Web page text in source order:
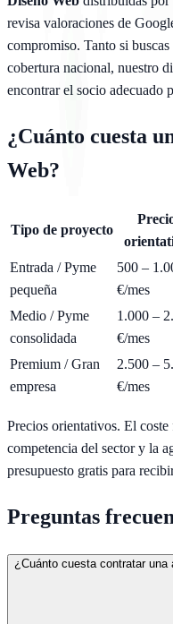
revisa valoraciones de
compromiso. Tanto si
cobertura nacional, nuestro
encontrar el socio adecuado
¿Cuánto cuesta
Web?
Tipo de proyecto
Entrada / Pyme
pequeña
500 –
€/mes
Medio / Pyme
consolidada
1.000 –
€/mes
Premium / Gran
empresa
2.500 –
€/mes
Precios orientativos. El
competencia del sector y la
presupuesto gratis para
Preguntas
¿Cuánto cuesta contratar